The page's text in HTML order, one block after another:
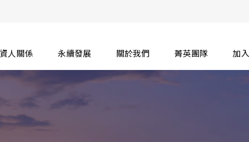
人關係 永續發展 關於我們 菁英團隊 加